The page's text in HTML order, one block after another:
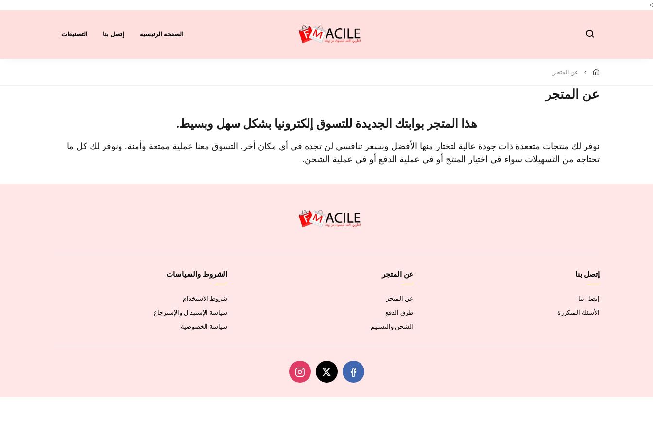
>
الصفحة الرئيسية إتصل بنا التصنيفات
عن المتجر
عن المتجر
هذا المتجر بوابتك الجديدة للتسوق إلكترونيا بشكل سهل وبسيط.
نوفر لك منتجات متععدة ذات جودة عالية لتختار منها الأفضل وبسعر تنافسي لن تجده في أي مكان أخر. التسوق معنا عملية ممتعة وأمنة. ونوفر لك كل ما
تحتاجه من التسهيلات سواء في اختيار المنتج أو في عملية الدفع أو في عملية الشحن.
إتصل بنا
إتصل بنا
الأسئلة المتكررة
عن المتجر
عن المتجر
طرق الدفع
الشحن والتسليم
الشروط والسياسات
شروط الاستخدام
سياسة الإستبدال والإسترجاع
سياسة الخصوصية